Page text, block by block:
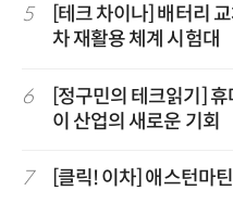
5
[테크 차이나] 배터리
차 재활용 체계 시험대
6
[정구민의 테크읽기]
이 산업의 새로운 기회
7 [클릭! 이차] 애스턴마